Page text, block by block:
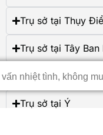
Trụ sở tại Thụy
Trụ sở tại Tây Ban
Trụ sở tại Romania
Trụ sở tại Ý
nhiệt tình, không